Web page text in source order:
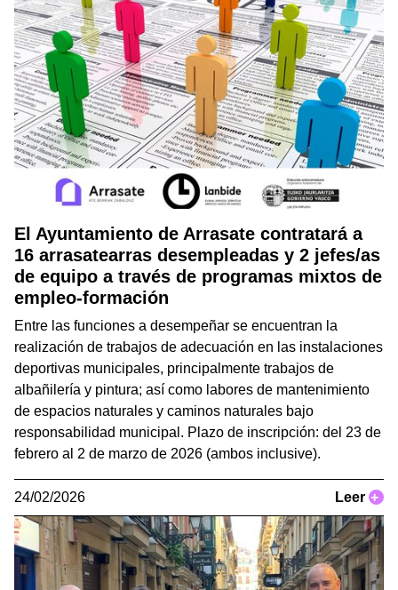
El Ayuntamiento de Arrasate contratará a
16 arrasatearras desempleadas y 2 jefes/as
de equipo a través de programas mixtos de
empleo-formación
Entre las funciones a desempeñar se encuentran la
realización de trabajos de adecuación en las instalaciones
deportivas municipales, principalmente trabajos de
albañilería y pintura; así como labores de mantenimiento
de espacios naturales y caminos naturales bajo
responsabilidad municipal. Plazo de inscripción: del 23 de
febrero al 2 de marzo de 2026 (ambos inclusive).
24/02/2026 Leer +